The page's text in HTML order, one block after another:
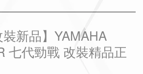
裝新品】YAMAHA
七代勁戰 改裝精品正